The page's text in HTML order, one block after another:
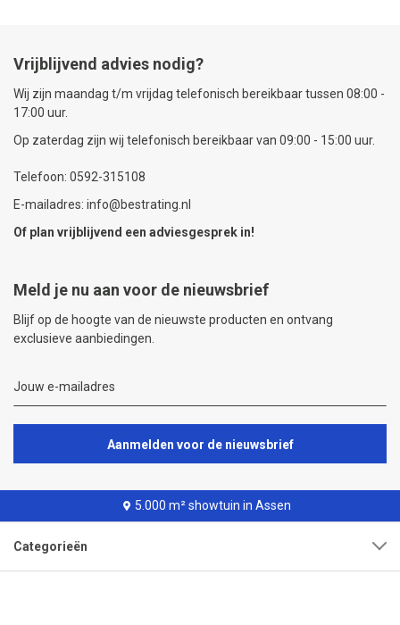
Vrijblijvend advies nodig?
Wij zijn maandag t/m vrijdag telefonisch bereikbaar tussen 08:00 -
17:00 uur.
Op zaterdag zijn wij telefonisch bereikbaar van 09:00 - 15:00 uur.
Telefoon: 0592-315108
E-mailadres: info@bestrating.nl
Of plan vrijblijvend een adviesgesprek in!
Meld je nu aan voor de nieuwsbrief
Blijf op de hoogte van de nieuwste producten en ontvang
exclusieve aanbiedingen.
Aanmelden voor de nieuwsbrief
5.000 m² showtuin in Assen
Categorieën